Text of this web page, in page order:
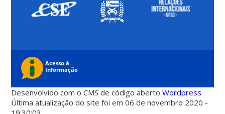
Desenvolvido com o CMS de código abertoWordpress
Última atualização do site foi em 06 de novembro 2020 -